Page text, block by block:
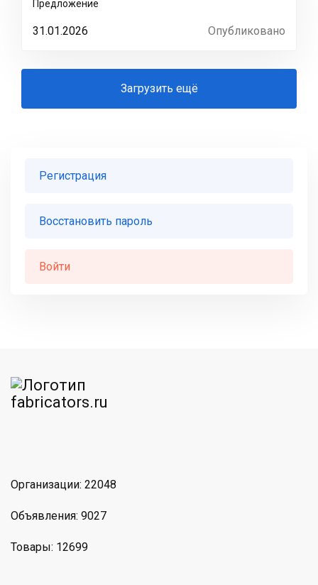
Предложение
31.01.2026 Опубликовано
Загрузить ещё
Регистрация
Восстановить пароль
Войти
Организации: 22048
Объявления: 9027
Товары: 12699